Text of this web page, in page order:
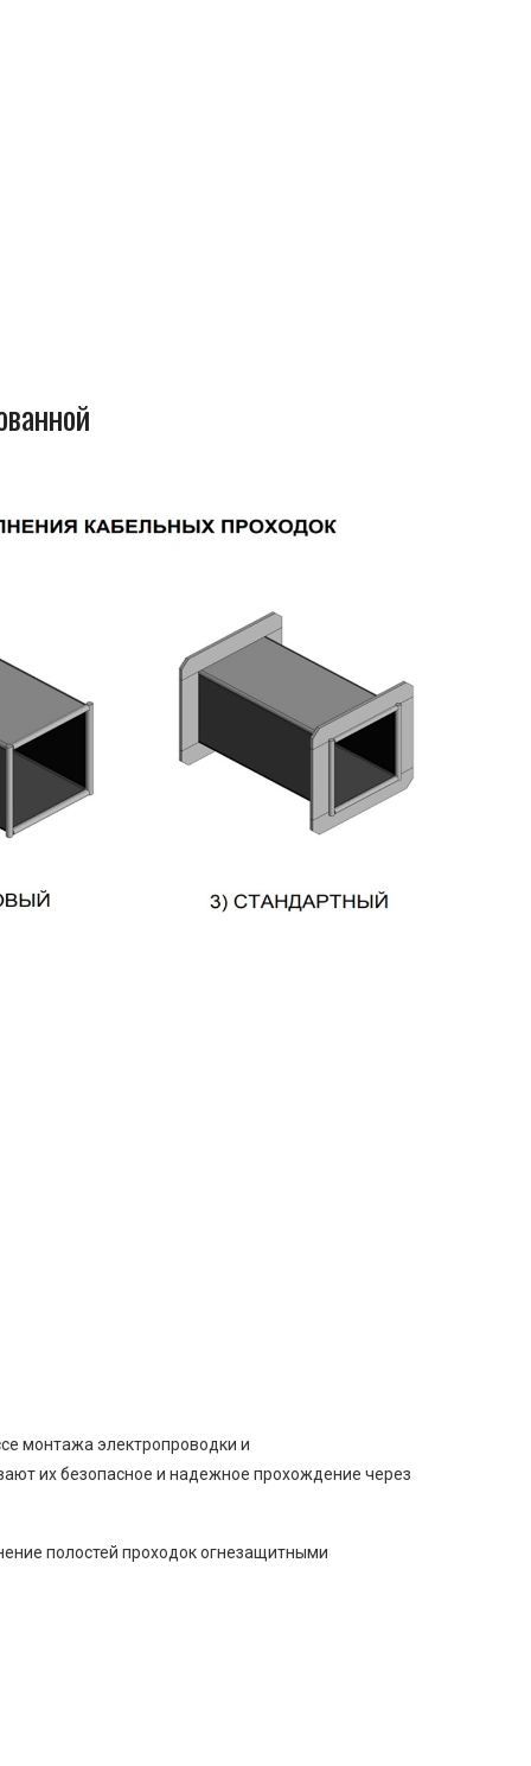
монтажа электропроводки и
их безопасное и надежное прохождение через
полостей проходок огнезащитными